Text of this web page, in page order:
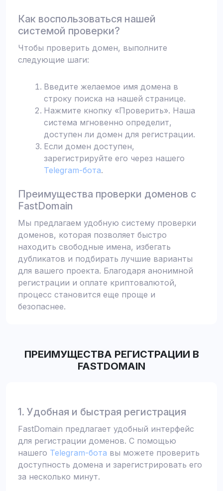
Как воспользоваться нашей
системой проверки?
Чтобы проверить домен, выполните
следующие шаги:
Введите желаемое имя домена в
строку поиска на нашей странице.
Нажмите кнопку «Проверить». Наша
система мгновенно определит,
доступен ли домен для регистрации.
Если домен доступен,
зарегистрируйте его через нашего
Telegram-бота.
Преимущества проверки доменов с
FastDomain
Мы предлагаем удобную систему проверки
доменов, которая позволяет быстро
находить свободные имена, избегать
дубликатов и подбирать лучшие варианты
для вашего проекта. Благодаря анонимной
регистрации и оплате криптовалютой,
процесс становится еще проще и
безопаснее.
ПРЕИМУЩЕСТВА РЕГИСТРАЦИИ В
FASTDOMAIN
1. Удобная и быстрая регистрация
FastDomain предлагает удобный интерфейс
для регистрации доменов. С помощью
нашего Telegram-бота вы можете проверить
доступность домена и зарегистрировать его
за несколько минут.